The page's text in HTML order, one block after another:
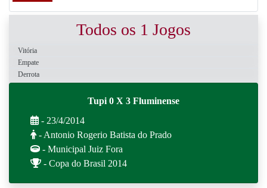
Todos os 1 Jogos
Vitória
Empate
Derrota
Tupi 0 X 3 Fluminense
- 23/4/2014
- Antonio Rogerio Batista do Prado
- Municipal Juiz Fora
- Copa do Brasil 2014